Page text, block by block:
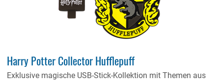
Harry Potter Collector Hufflepuff
Exklusive magische USB-Stick-Kollektion mit Themen aus